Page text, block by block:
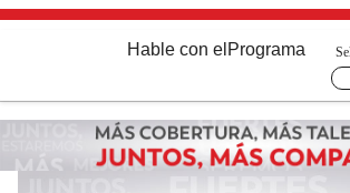
Hable con el Programa